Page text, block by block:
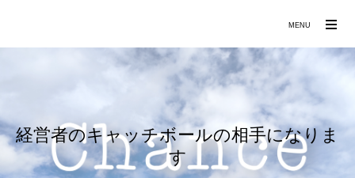
経営者のキャッチボールの相手になりま
す
MENU